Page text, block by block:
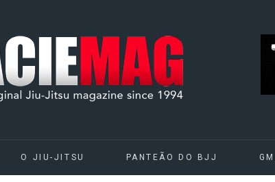
O JIU-JITSU PANTEÃO DO BJJ GMI